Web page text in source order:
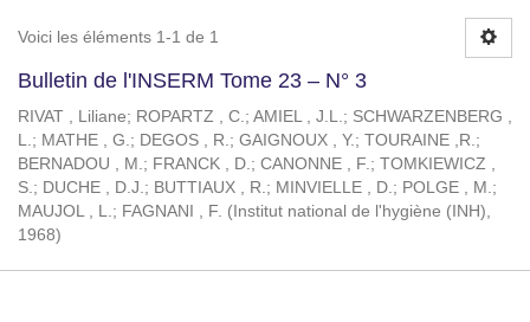
Voici les éléments 1-1 de 1
Bulletin de l'INSERM Tome 23 – N° 3
RIVAT , Liliane; ROPARTZ , C.; AMIEL , J.L.; SCHWARZENBERG ,
L.; MATHE , G.; DEGOS , R.; GAIGNOUX , Y.; TOURAINE ,R.;
BERNADOU , M.; FRANCK , D.; CANONNE , F.; TOMKIEWICZ ,
S.; DUCHE , D.J.; BUTTIAUX , R.; MINVIELLE , D.; POLGE , M.;
MAUJOL , L.; FAGNANI , F. ( Institut national de l'hygiène (INH),
1968)